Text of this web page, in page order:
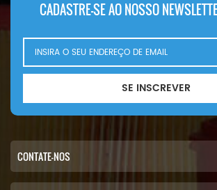
CADASTRE-SE AO NOSSO
SE INSCREVER
CONTATE-NOS